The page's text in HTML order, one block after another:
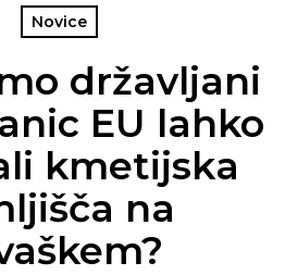
Novice
državljani
EU lahko
kmetijska
na